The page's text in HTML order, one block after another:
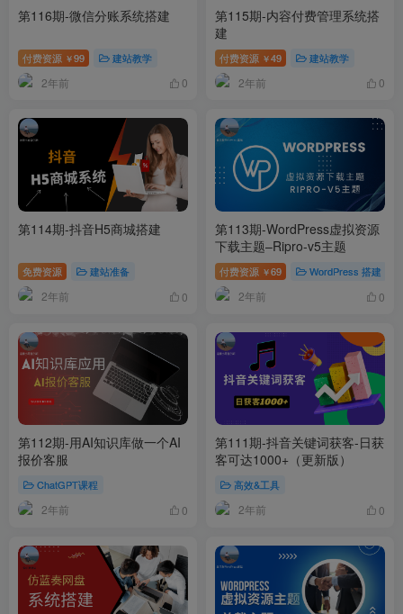
第116期-微信分账系统搭建
付费资源 ￥99 建站教学
2年前 0
第115期-内容付费管理系统搭
建
付费资源 ￥49 建站教学
2年前 0
第114期-抖音H5商城搭建
免费资源 建站准备
2年前 0
第113期-WordPress虚拟资源
下载主题–Ripro-v5主题
付费资源 ￥69 WordPress 搭建
2年前 0
第112期-用AI知识库做一个AI
报价客服
ChatGPT课程
2年前 0
第111期-抖音关键词获客-日获
客可达1000+（更新版）
高效&工具
2年前 0